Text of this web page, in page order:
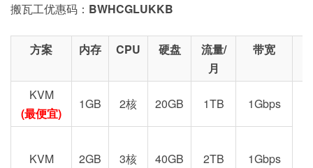
搬瓦工优惠码： BWHCGLUKKB
方案 内存 CPU 硬盘
流量/
月
带宽
KVM
(最便宜)
1GB 2核 20GB 1TB 1Gbps
KVM 2GB 3核 40GB 2TB 1Gbps